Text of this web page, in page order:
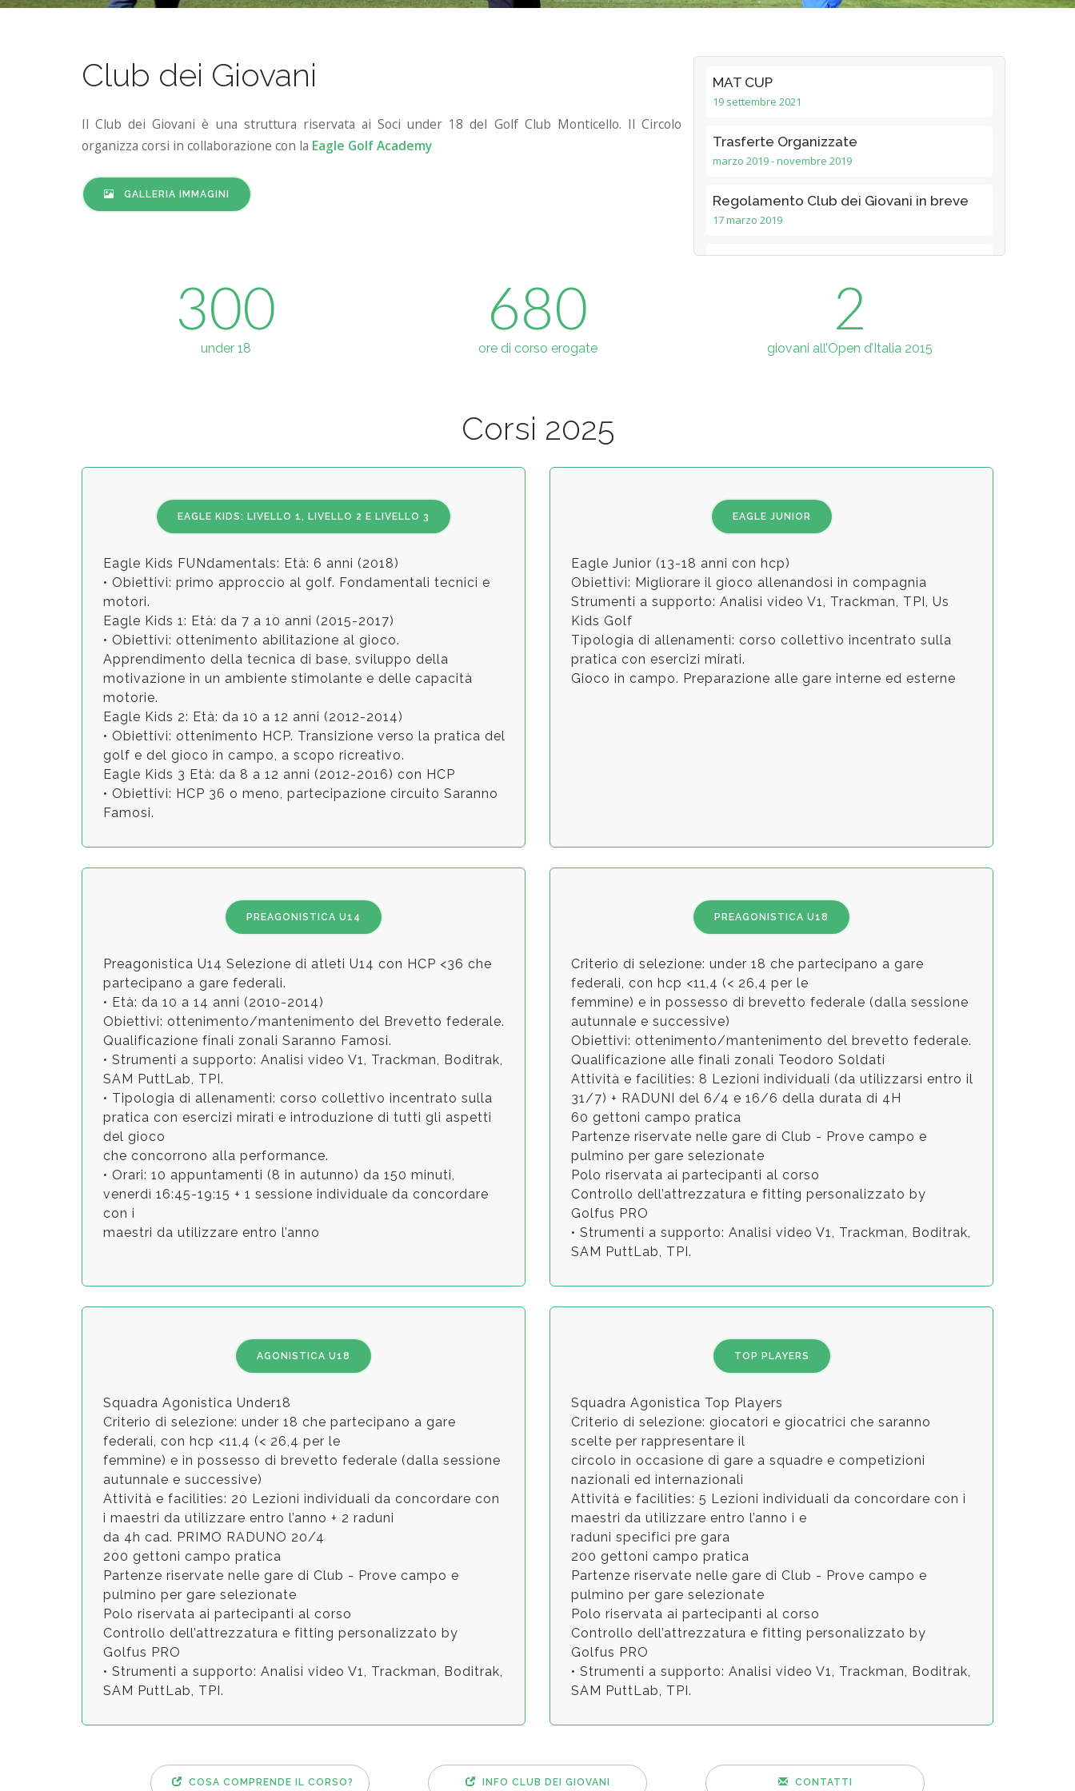
Club dei Giovani
Il Club dei Giovani è una struttura riservata ai Soci under 18 del Golf Club Monticello. Il Circolo
organizza corsi in collaborazione con la Eagle Golf Academy
GALLERIA IMMAGINI
MAT CUP
19 settembre 2021
Trasferte Organizzate
marzo 2019 - novembre 2019
Regolamento Club dei Giovani in breve
17 marzo 2019
Milan Local Tour
Classifica Junior League
ottobre 2018
US KIDS Classifica
20 ottobre 2018
7 ottobre 2018
US KIDS
ENGEL & VOLKERS FOR KIDS
15 settembre 2018
Campionato Nazionale Pallavicino
Corsi Club dei Giovani
31 luglio 2018
Junior League
31 luglio 2018
Campionato a Squadre U14
17 - 18 luglio 2018
ENGEL & VOLKERS FOR KIDS
28 giugno 2018
Engel & Volkers kids golf cup under 14
28 giugno 2018
10 giugno 2018
31 maggio 3 giugno 2018
Cup
30 maggio 2018
The 2nd Junior Road to the 2022 Ryder
Cup
30 maggio 2018
The 2nd Junior Road to the 2022 Ryder
Cup
Mercoledì 30 maggio
Leoncino d'oro
26 e 27 maggio 2018
Mat Cup
300
under 18
680
ore di corso erogate
2
giovani all’Open d’Italia 2015
Corsi 2025
EAGLE KIDS: LIVELLO 1, LIVELLO 2 E LIVELLO 3
Eagle Kids FUNdamentals: Età: 6 anni (2018)
• Obiettivi: primo approccio al golf. Fondamentali tecnici e
motori.
Eagle Kids 1: Età: da 7 a 10 anni (2015-2017)
• Obiettivi: ottenimento abilitazione al gioco.
Apprendimento della tecnica di base, sviluppo della
motivazione in un ambiente stimolante e delle capacità
motorie.
Eagle Kids 2: Età: da 10 a 12 anni (2012-2014)
• Obiettivi: ottenimento HCP. Transizione verso la pratica del
golf e del gioco in campo, a scopo ricreativo.
Eagle Kids 3 Età: da 8 a 12 anni (2012-2016) con HCP
• Obiettivi: HCP 36 o meno, partecipazione circuito Saranno
Famosi.
EAGLE JUNIOR
Eagle Junior (13-18 anni con hcp)
Obiettivi: Migliorare il gioco allenandosi in compagnia
Strumenti a supporto: Analisi video V1, Trackman, TPI, Us
Kids Golf
Tipologia di allenamenti: corso collettivo incentrato sulla
pratica con esercizi mirati.
Gioco in campo. Preparazione alle gare interne ed esterne
PREAGONISTICA U14
Preagonistica U14 Selezione di atleti U14 con HCP <36 che
partecipano a gare federali.
• Età: da 10 a 14 anni (2010-2014)
Obiettivi: ottenimento/mantenimento del Brevetto federale.
Qualificazione finali zonali Saranno Famosi.
• Strumenti a supporto: Analisi video V1, Trackman, Boditrak,
SAM PuttLab, TPI.
• Tipologia di allenamenti: corso collettivo incentrato sulla
pratica con esercizi mirati e introduzione di tutti gli aspetti
del gioco
che concorrono alla performance.
• Orari: 10 appuntamenti (8 in autunno) da 150 minuti,
venerdì 16:45-19:15 + 1 sessione individuale da concordare
con i
maestri da utilizzare entro l’anno
PREAGONISTICA U18
Criterio di selezione: under 18 che partecipano a gare
federali, con hcp <11,4 (< 26,4 per le
femmine) e in possesso di brevetto federale (dalla sessione
autunnale e successive)
Obiettivi: ottenimento/mantenimento del brevetto federale.
Qualificazione alle finali zonali Teodoro Soldati
Attività e facilities: 8 Lezioni individuali (da utilizzarsi entro il
31/7) + RADUNI del 6/4 e 16/6 della durata di 4H
60 gettoni campo pratica
Partenze riservate nelle gare di Club - Prove campo e
pulmino per gare selezionate
Polo riservata ai partecipanti al corso
Controllo dell’attrezzatura e fitting personalizzato by
Golfus PRO
• Strumenti a supporto: Analisi video V1, Trackman, Boditrak,
SAM PuttLab, TPI.
AGONISTICA U18
Squadra Agonistica Under18
Criterio di selezione: under 18 che partecipano a gare
federali, con hcp <11,4 (< 26,4 per le
femmine) e in possesso di brevetto federale (dalla sessione
autunnale e successive)
Attività e facilities: 20 Lezioni individuali da concordare con
i maestri da utilizzare entro l’anno + 2 raduni
da 4h cad. PRIMO RADUNO 20/4
200 gettoni campo pratica
Partenze riservate nelle gare di Club - Prove campo e
pulmino per gare selezionate
Polo riservata ai partecipanti al corso
Controllo dell’attrezzatura e fitting personalizzato by
Golfus PRO
• Strumenti a supporto: Analisi video V1, Trackman, Boditrak,
SAM PuttLab, TPI.
TOP PLAYERS
Squadra Agonistica Top Players
Criterio di selezione: giocatori e giocatrici che saranno
scelte per rappresentare il
circolo in occasione di gare a squadre e competizioni
nazionali ed internazionali
Attività e facilities: 5 Lezioni individuali da concordare con i
maestri da utilizzare entro l’anno i e
raduni specifici pre gara
200 gettoni campo pratica
Partenze riservate nelle gare di Club - Prove campo e
pulmino per gare selezionate
Polo riservata ai partecipanti al corso
Controllo dell’attrezzatura e fitting personalizzato by
Golfus PRO
• Strumenti a supporto: Analisi video V1, Trackman, Boditrak,
SAM PuttLab, TPI.
COSA COMPRENDE IL CORSO? INFO CLUB DEI GIOVANI CONTATTI